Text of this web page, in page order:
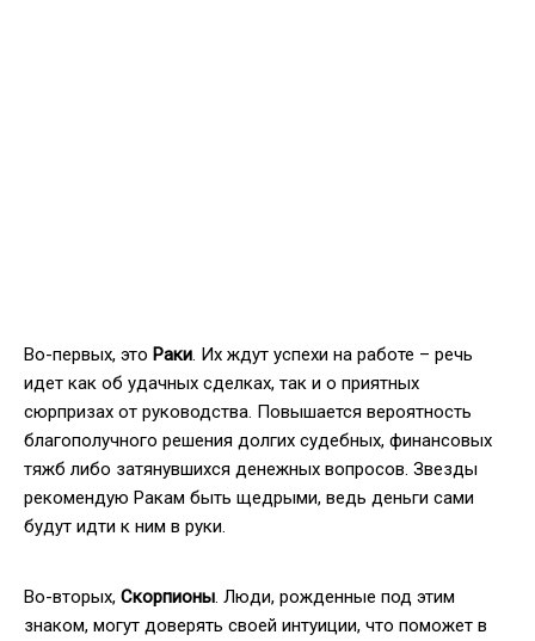
Во-первых, это Раки. Их ждут успехи на работе – речь
идет как об удачных сделках, так и о приятных
сюрпризах от руководства. Повышается вероятность
благополучного решения долгих судебных, финансовых
тяжб либо затянувшихся денежных вопросов. Звезды
рекомендую Ракам быть щедрыми, ведь деньги сами
будут идти к ним в руки.
Во-вторых, Скорпионы. Люди, рожденные под этим
знаком, могут доверять своей интуиции, что поможет в